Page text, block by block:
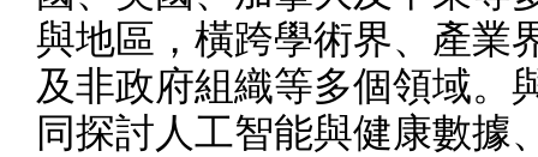
與地區，橫跨學術界、產業
及非政府組織等多個領域。
同探討人工智能與健康數據